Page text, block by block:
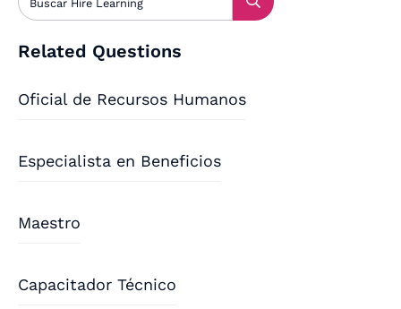
Related Questions
Oficial de Recursos Humanos
Especialista en Beneficios
Maestro
Capacitador Técnico